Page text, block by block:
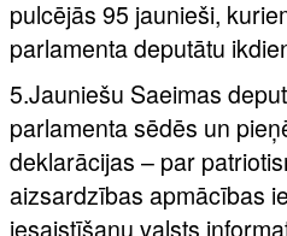
pulcējās 95 jaunieši,
parlamenta deputātu
5.Jauniešu Saeimas
parlamenta sēdēs un
deklarācijas – par
aizsardzības apmācības
iesaistīšanu valsts